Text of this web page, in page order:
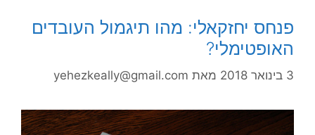
פנחס יחזקאלי: מהו תיגמול העובדים
האופטימלי?
3 בינואר 2018 מאת yehezkeally@gmail.com